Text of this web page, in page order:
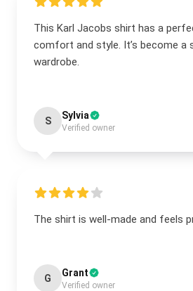
This Karl Jacobs shirt has a
comfort and style. It’s become a
wardrobe.
S Sylvia
Verified owner
The shirt is well-made and feels
G Grant
Verified owner